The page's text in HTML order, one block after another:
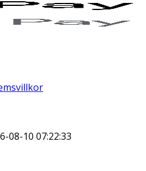
08-10 07:22:33